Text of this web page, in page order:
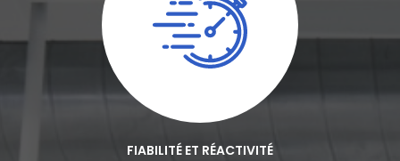
FIABILITÉ ET RÉACTIVITÉ